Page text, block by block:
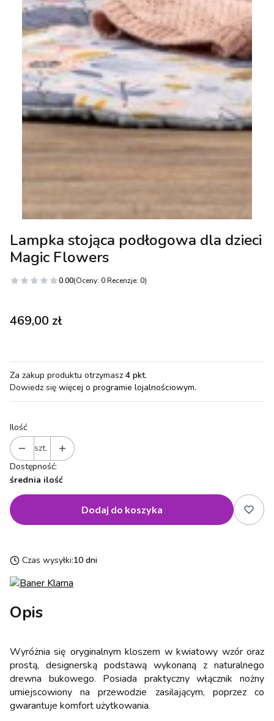
Lampka stojąca podłogowa dla dzieci
Magic Flowers
0.00(Oceny: 0 Recenzje: 0)
Cena
469,00 zł
Za zakup produktu otrzymasz 4 pkt.
Dowiedz się więcej o programie lojalnościowym.
Ilość
szt.
Dostępność:
średnia ilość
Dodaj do koszyka
Czas wysyłki:10 dni
Opis
Wyróżnia się oryginalnym kloszem w kwiatowy wzór oraz
prostą, designerską podstawą wykonaną z naturalnego
drewna bukowego. Posiada praktyczny włącznik nożny
umiejscowiony na przewodzie zasilającym, poprzez co
gwarantuje komfort użytkowania.